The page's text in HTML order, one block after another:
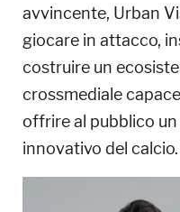
avvincente, Urban
giocare in attacco,
costruire un
crossmediale
offrire al pubblico
innovativo del calcio.